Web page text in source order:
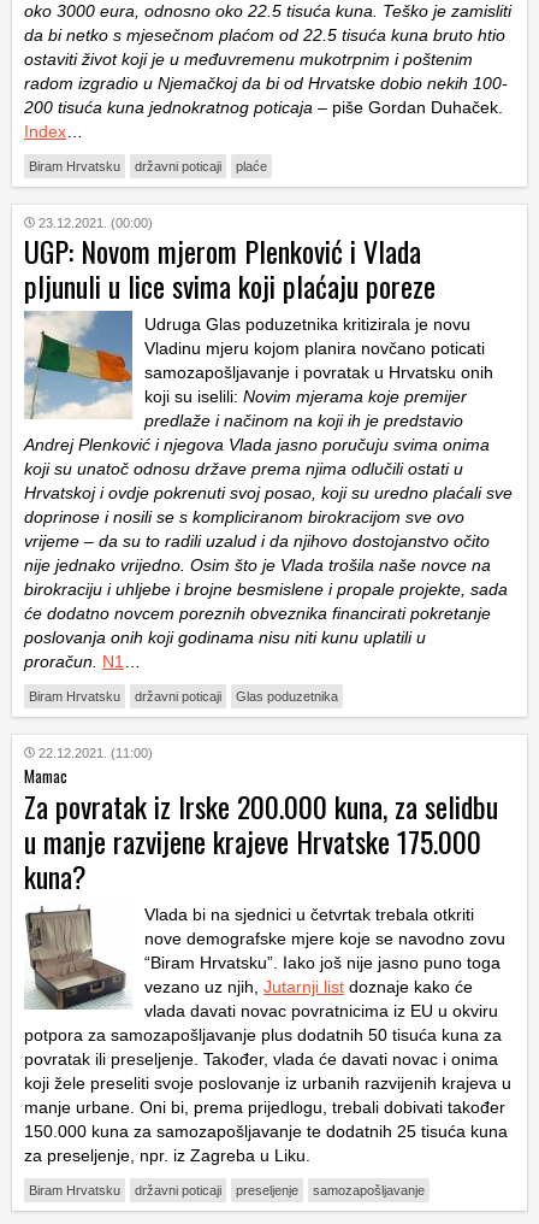
oko 3000 eura, odnosno oko 22.5 tisuća kuna. Teško je zamisliti
da bi netko s mjesečnom plaćom od 22.5 tisuća kuna bruto htio
ostaviti život koji je u međuvremenu mukotrpnim i poštenim
radom izgradio u Njemačkoj da bi od Hrvatske dobio nekih 100-
200 tisuća kuna jednokratnog poticaja – piše Gordan Duhaček.
Index
Biram Hrvatsku državni poticaji plaće
23.12.2021. (00:00)
UGP: Novom mjerom Plenković i Vlada
pljunuli u lice svima koji plaćaju poreze
Udruga Glas poduzetnika kritizirala je novu
Vladinu mjeru kojom planira novčano poticati
samozapošljavanje i povratak u Hrvatsku onih
koji su iselili: Novim mjerama koje premijer
predlaže i načinom na koji ih je predstavio
Andrej Plenković i njegova Vlada jasno poručuju svima onima
koji su unatoč odnosu države prema njima odlučili ostati u
Hrvatskoj i ovdje pokrenuti svoj posao, koji su uredno plaćali sve
doprinose i nosili se s kompliciranom birokracijom sve ovo
vrijeme – da su to radili uzalud i da njihovo dostojanstvo očito
nije jednako vrijedno. Osim što je Vlada trošila naše novce na
birokraciju i uhljebe i brojne besmislene i propale projekte, sada
će dodatno novcem poreznih obveznika financirati pokretanje
poslovanja onih koji godinama nisu niti kunu uplatili u
proračun. N1
Biram Hrvatsku državni poticaji Glas poduzetnika
22.12.2021. (11:00)
Mamac
Za povratak iz Irske 200.000 kuna, za selidbu
u manje razvijene krajeve Hrvatske 175.000
kuna?
Vlada bi na sjednici u četvrtak trebala otkriti
nove demografske mjere koje se navodno zovu
“Biram Hrvatsku”. Iako još nije jasno puno toga
vezano uz njih, Jutarnji list doznaje kako će
vlada davati novac povratnicima iz EU u okviru
potpora za samozapošljavanje plus dodatnih 50 tisuća kuna za
povratak ili preseljenje. Također, vlada će davati novac i onima
koji žele preseliti svoje poslovanje iz urbanih razvijenih krajeva u
manje urbane. Oni bi, prema prijedlogu, trebali dobivati također
150.000 kuna za samozapošljavanje te dodatnih 25 tisuća kuna
za preseljenje, npr. iz Zagreba u Liku.
Biram Hrvatsku državni poticaji preseljenje samozapošljavanje